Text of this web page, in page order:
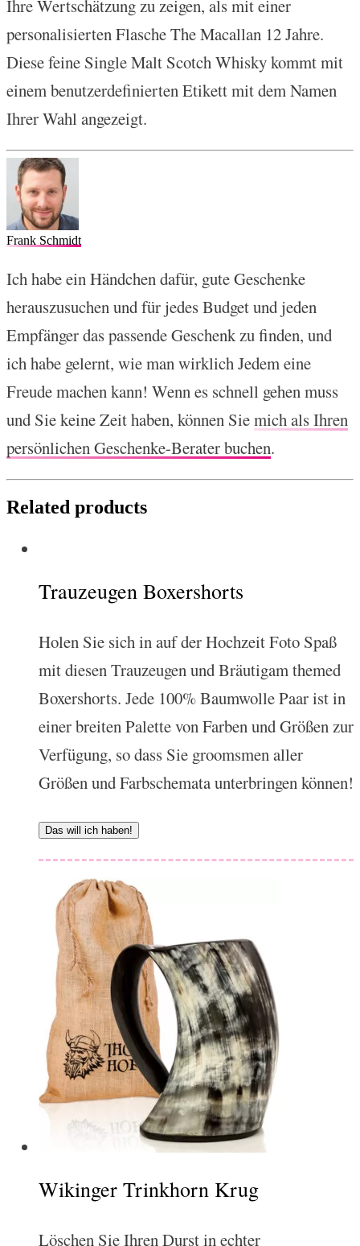
Ihre Wertschätzung zu zeigen, als mit einer
personalisierten Flasche The Macallan 12 Jahre.
Diese feine Single Malt Scotch Whisky kommt mit
einem benutzerdefinierten Etikett mit dem Namen
Ihrer Wahl angezeigt.
Frank Schmidt
Ich habe ein Händchen dafür, gute Geschenke
herauszusuchen und für jedes Budget und jeden
Empfänger das passende Geschenk zu finden, und
ich habe gelernt, wie man wirklich Jedem eine
Freude machen kann! Wenn es schnell gehen muss
und Sie keine Zeit haben, können Siemich als Ihren
persönlichen Geschenke-Berater buchen.
Related products
Trauzeugen Boxershorts
Holen Sie sich in auf der Hochzeit Foto Spaß
mit diesen Trauzeugen und Bräutigam themed
Boxershorts. Jede 100% Baumwolle Paar ist in
einer breiten Palette von Farben und Größen zur
Verfügung, so dass Sie groomsmen aller
Größen und Farbschemata unterbringen können!
Das will ich haben!
Wikinger Trinkhorn Krug
Löschen Sie Ihren Durst in echter